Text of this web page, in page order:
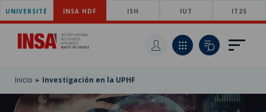
SKIP
TO
MAIN
NAVIGATION
PASAR
CONTENIDO
SKIP
UNIVERSITÉ INSA HDF ISH IUT IT2S
Inicio Investigación en la UPHF